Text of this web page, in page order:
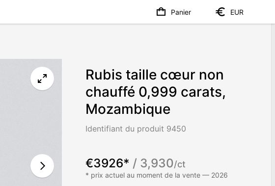
Rubis taille cœur non
chauffé 0,999 carats,
Mozambique
Identifiant du produit 9450
€3926* / 3,930/ct
* prix actuel au moment de la vente — 2026
Panier EUR